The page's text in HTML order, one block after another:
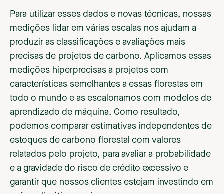
Para utilizar esses dados e novas técnicas, nossas
medições lidar em várias escalas nos ajudam a
produzir as classificações e avaliações mais
precisas de projetos de carbono. Aplicamos essas
medições hiperprecisas a projetos com
características semelhantes a essas florestas em
todo o mundo e as escalonamos com modelos de
aprendizado de máquina. Como resultado,
podemos comparar estimativas independentes de
estoques de carbono florestal com valores
relatados pelo projeto, para avaliar a probabilidade
e a gravidade do risco de crédito excessivo e
garantir que nossos clientes estejam investindo em